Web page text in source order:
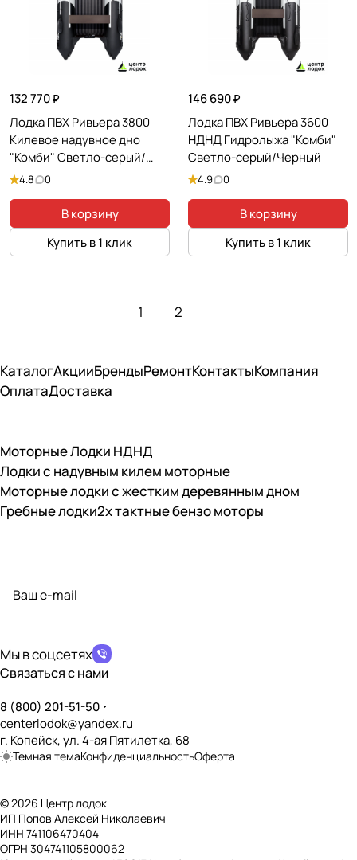
132 770 ₽
Лодка ПВХ Ривьера 3800
Килевое надувное дно
"Комби" Светло-серый/
Черный
4.8 0
В корзину
Купить в 1 клик
146 690 ₽
Лодка ПВХ Ривьера 3600
НДНД Гидролыжа "Комби"
Светло-серый/Черный
4.9 0
В корзину
Купить в 1 клик
1 2
КаталогАкцииБрендыРемонтКонтактыКомпания
ОплатаДоставка
Моторные Лодки НДНД
Лодки с надувным килем моторные
Моторные лодки с жестким деревянным дном
Гребные лодки2х тактные бензо моторы
Мы в соцсетях
Связаться с нами
8 (800) 201-51-50
centerlodok@yandex.ru
г. Копейск, ул. 4-ая Пятилетка, 68
Темная темаКонфиденциальностьОферта
© 2026 Центр лодок
ИП Попов Алексей Николаевич
ИНН 741106470404
ОГРН 304741105800062